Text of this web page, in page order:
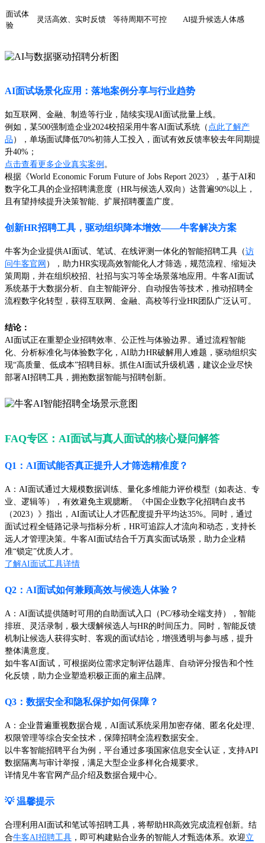
面试体
验
灵活高效、实时反馈 等待周期不可控 AI提升候选人体感
AI面试场景化应用：落地案例分享与行业趋势
如互联网、金融、制造等行业，陆续实现AI面试批量上线。
例如，某500强制造企业2024校招采用牛客AI面试系统（ 点此了解产
品 ），单场面试降低70%初筛人工投入，面试有效反馈率较去年同期提
升40%；
点击查看更多企业真实案例 。
根据《World Economic Forum Future of Jobs Report 2023》，基于AI和
数字化工具的企业招聘满意度（HR与候选人双向）达普遍90%以上，
且有望持续提升决策智能、扩展招聘覆盖广度。
创新HR招聘工具，驱动组织降本增效——牛客解决方案
牛客为企业提供AI面试、笔试、在线评测一体化的智能招聘工具（访
问牛客官网 ），助力HR实现高效智能化人才筛选，规范流程、缩短决
策周期，并在组织校招、社招与实习等全场景落地应用。牛客AI面试
系统基于大数据分析、自主智能评分、自动报告等技术，推动招聘全
流程数字化转型，获得互联网、金融、高校等行业HR团队广泛认可。
结论：
AI面试正在重塑企业招聘效率、公正性与体验边界。通过流程智能
化、分析标准化与体验数字化，AI助力HR破解用人难题，驱动组织实
现“高质量、低成本”招聘目标。抓住AI面试升级机遇，建议企业尽快
部署AI招聘工具，拥抱数据智能与招聘创新。
FAQ专区：AI面试与真人面试的核心疑问解答
Q1：AI面试能否真正提升人才筛选精准度？
A：AI面试通过大规模数据训练、量化多维能力评价模型（如表达、专
业、逻辑等），有效避免主观臆断。《中国企业数字化招聘白皮书
（2023）》指出，AI面试让人才匹配度提升平均达35%。同时，通过
面试过程全链路记录与指标分析，HR可追踪人才流向和动态，支持长
远人才管理决策。牛客AI面试结合千万真实面试场景，助力企业精
准“锁定”优质人才。
了解AI面试工具详情
Q2：AI面试如何兼顾高效与候选人体验？
A：AI面试提供随时可用的自助面试入口（PC/移动全端支持），智能
排班、灵活录制，极大缓解候选人与HR的时间压力。同时，智能反馈
机制让候选人获得实时、客观的面试结论，增强透明与参与感，提升
整体满意度。
如牛客AI面试，可根据岗位需求定制评估题库、自动评分报告和个性
化反馈，助力企业塑造积极正面的雇主品牌。
Q3：数据安全和隐私保护如何保障？
A：企业普遍重视数据合规，AI面试系统采用加密存储、匿名化处理、
权限管理等综合安全技术，保障招聘全流程数据安全。
以牛客智能招聘平台为例，平台通过多项国家信息安全认证，支持API
数据隔离与审计举报，满足大型企业多样化合规要求。
详情见牛客官网产品介绍及数据合规中心。
💡 温馨提示
合理利用AI面试和笔试等招聘工具，将帮助HR高效完成流程创新。结
合牛客AI招聘工具 ，即可构建贴合业务的智能人才甄选体系。欢迎立